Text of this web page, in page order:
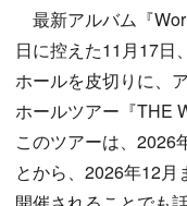
最新アルバム『
日に控えた11月17日
ホールを皮切りに、
ホールツアー『THE
このツアーは、2026
とから、2026年12